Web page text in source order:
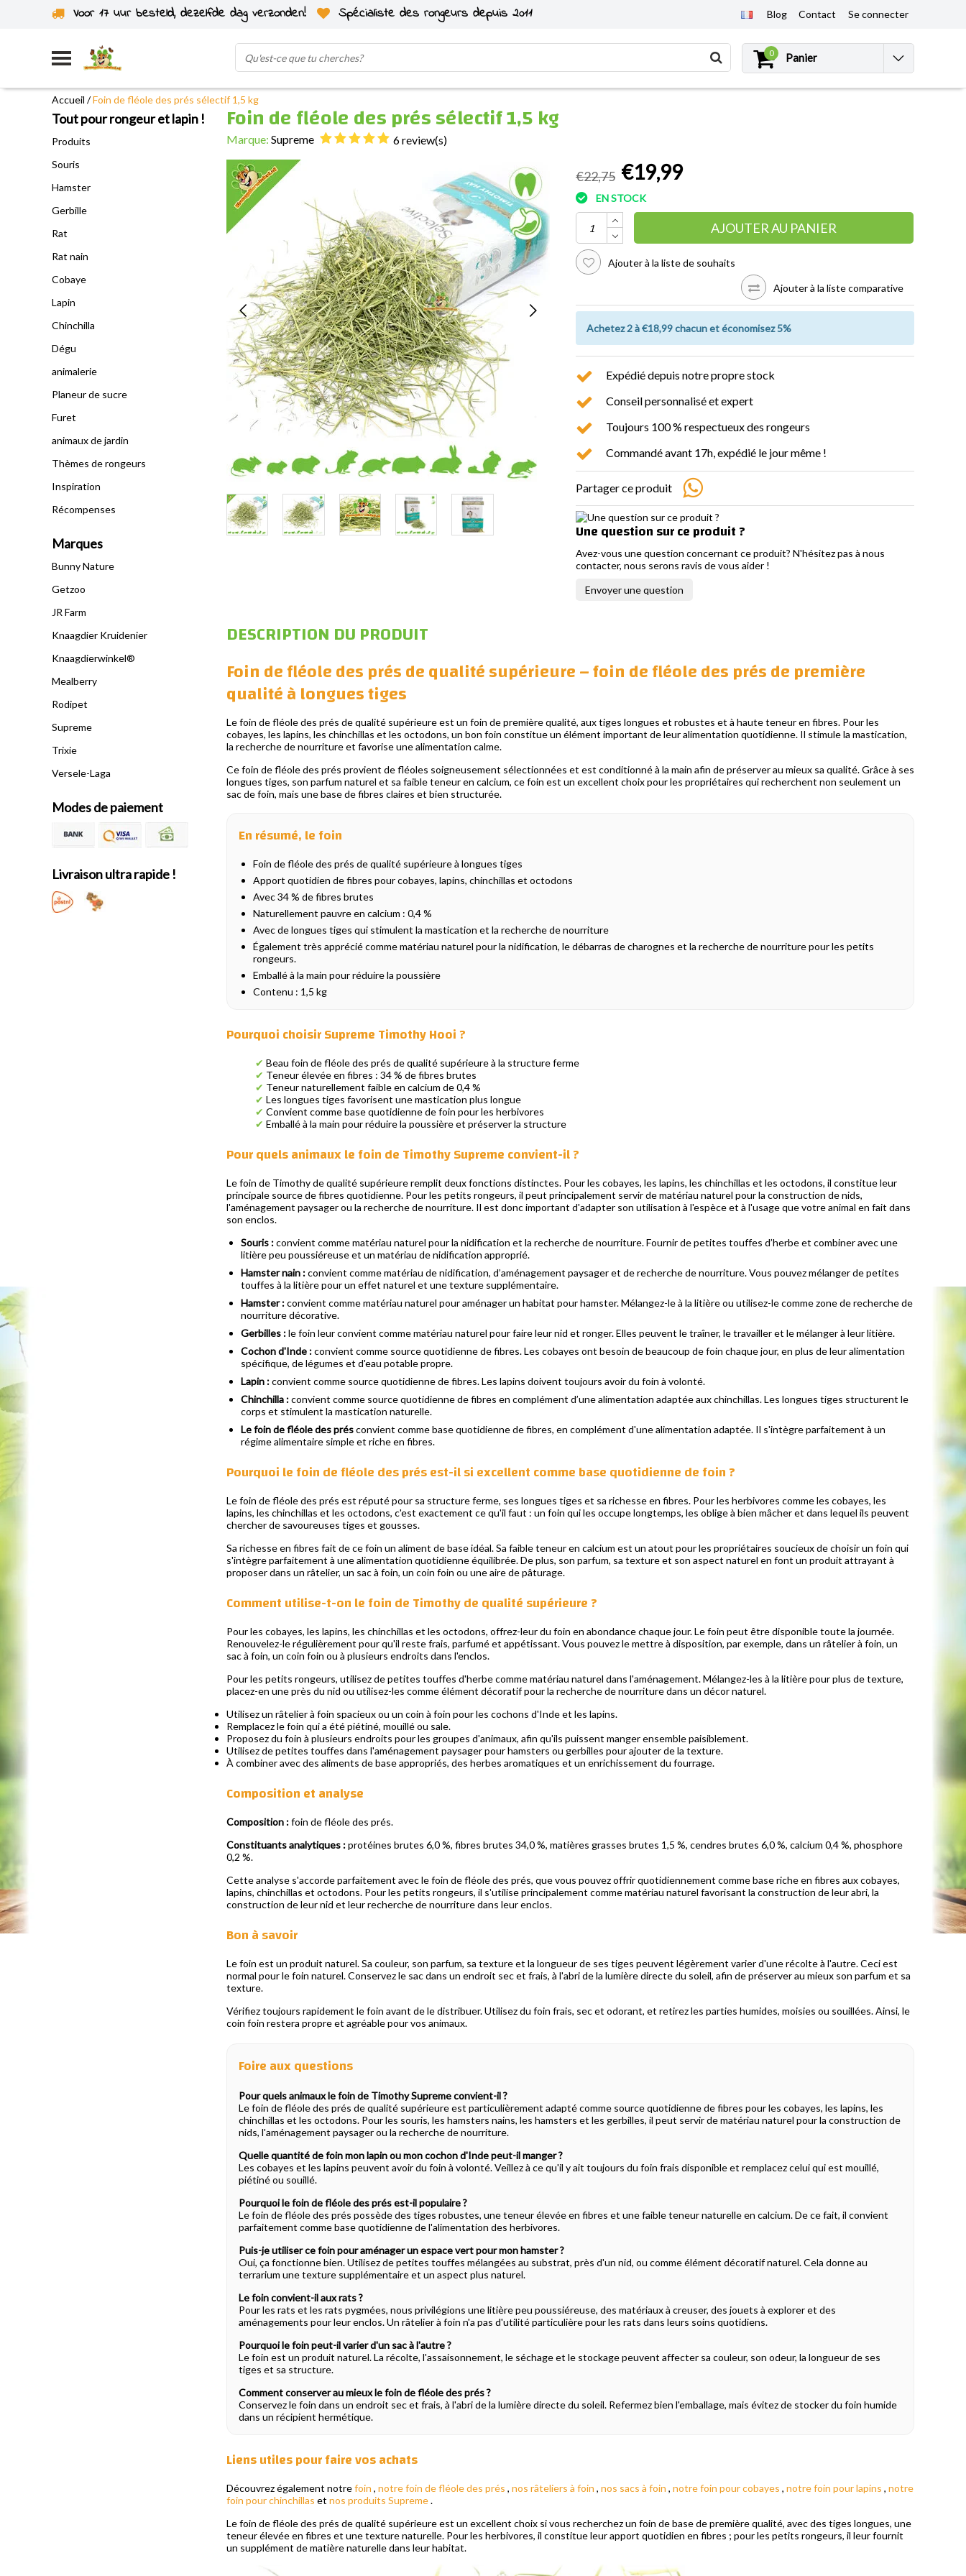
Voor 17 uur besteld, dezelfde dag verzonden!
Spécialiste des rongeurs depuis 2011
Expédié depuis notre propre stock
Blog Contact Se connecter
0 Panier
Accueil /Foin de fléole des prés sélectif 1,5 kg
Tout pour rongeur et lapin !
Produits
Souris
Hamster
Gerbille
Rat
Rat nain
Cobaye
Lapin
Chinchilla
Dégu
animalerie
Planeur de sucre
Furet
animaux de jardin
Thèmes de rongeurs
Inspiration
Récompenses
Marques
Bunny Nature
Getzoo
JR Farm
Knaagdier Kruidenier
Knaagdierwinkel®
Mealberry
Rodipet
Supreme
Trixie
Versele-Laga
Modes de paiement
Livraison ultra rapide !
Foin de fléole des prés sélectif 1,5 kg
Marque: Supreme 6 review(s)
€22,75 €19,99
EN STOCK
AJOUTER AU PANIER
Ajouter à la liste de souhaits
Ajouter à la liste comparative
Achetez 2 à €18,99 chacun et économisez 5%
Expédié depuis notre propre stock
Conseil personnalisé et expert
Toujours 100 % respectueux des rongeurs
Commandé avant 17h, expédié le jour même !
Partager ce produit
Une question sur ce produit ?
Avez-vous une question concernant ce produit? N'hésitez pas à nous
contacter, nous serons ravis de vous aider !
Envoyer une question
DESCRIPTION DU PRODUIT
Foin de fléole des prés de qualité supérieure – foin de fléole des prés de première
qualité à longues tiges
Le foin de fléole des prés de qualité supérieure est un foin de première qualité, aux tiges longues et robustes et à haute teneur en fibres. Pour les
cobayes, les lapins, les chinchillas et les octodons, un bon foin constitue un élément important de leur alimentation quotidienne. Il stimule la mastication,
la recherche de nourriture et favorise une alimentation calme.
Ce foin de fléole des prés provient de fléoles soigneusement sélectionnées et est conditionné à la main afin de préserver au mieux sa qualité. Grâce à ses
longues tiges, son parfum naturel et sa faible teneur en calcium, ce foin est un excellent choix pour les propriétaires qui recherchent non seulement un
sac de foin, mais une base de fibres claires et bien structurée.
En résumé, le foin
Foin de fléole des prés de qualité supérieure à longues tiges
Apport quotidien de fibres pour cobayes, lapins, chinchillas et octodons
Avec 34 % de fibres brutes
Naturellement pauvre en calcium : 0,4 %
Avec de longues tiges qui stimulent la mastication et la recherche de nourriture
Également très apprécié comme matériau naturel pour la nidification, le débarras de charognes et la recherche de nourriture pour les petits
rongeurs.
Emballé à la main pour réduire la poussière
Contenu : 1,5 kg
Pourquoi choisir Supreme Timothy Hooi ?
✔ Beau foin de fléole des prés de qualité supérieure à la structure ferme
✔ Teneur élevée en fibres : 34 % de fibres brutes
✔ Teneur naturellement faible en calcium de 0,4 %
✔ Les longues tiges favorisent une mastication plus longue
✔ Convient comme base quotidienne de foin pour les herbivores
✔ Emballé à la main pour réduire la poussière et préserver la structure
Pour quels animaux le foin de Timothy Supreme convient-il ?
Le foin de Timothy de qualité supérieure remplit deux fonctions distinctes. Pour les cobayes, les lapins, les chinchillas et les octodons, il constitue leur
principale source de fibres quotidienne. Pour les petits rongeurs, il peut principalement servir de matériau naturel pour la construction de nids,
l'aménagement paysager ou la recherche de nourriture. Il est donc important d'adapter son utilisation à l'espèce et à l'usage que votre animal en fait dans
son enclos.
Souris :convient comme matériau naturel pour la nidification et la recherche de nourriture. Fournir de petites touffes d’herbe et combiner avec une
litière peu poussiéreuse et un matériau de nidification approprié.
Hamster nain :convient comme matériau de nidification, d’aménagement paysager et de recherche de nourriture. Vous pouvez mélanger de petites
touffes à la litière pour un effet naturel et une texture supplémentaire.
Hamster :convient comme matériau naturel pour aménager un habitat pour hamster. Mélangez-le à la litière ou utilisez-le comme zone de recherche de
nourriture décorative.
Gerbilles :le foin leur convient comme matériau naturel pour faire leur nid et ronger. Elles peuvent le traîner, le travailler et le mélanger à leur litière.
Cochon d'Inde :convient comme source quotidienne de fibres. Les cobayes ont besoin de beaucoup de foin chaque jour, en plus de leur alimentation
spécifique, de légumes et d'eau potable propre.
Lapin :convient comme source quotidienne de fibres. Les lapins doivent toujours avoir du foin à volonté.
Chinchilla :convient comme source quotidienne de fibres en complément d’une alimentation adaptée aux chinchillas. Les longues tiges structurent le
corps et stimulent la mastication naturelle.
Le foin de fléole des présconvient comme base quotidienne de fibres, en complément d'une alimentation adaptée. Il s'intègre parfaitement à un
régime alimentaire simple et riche en fibres.
Pourquoi le foin de fléole des prés est-il si excellent comme base quotidienne de foin ?
Le foin de fléole des prés est réputé pour sa structure ferme, ses longues tiges et sa richesse en fibres. Pour les herbivores comme les cobayes, les
lapins, les chinchillas et les octodons, c'est exactement ce qu'il faut : un foin qui les occupe longtemps, les oblige à bien mâcher et dans lequel ils peuvent
chercher de savoureuses tiges et gousses.
Sa richesse en fibres fait de ce foin un aliment de base idéal. Sa faible teneur en calcium est un atout pour les propriétaires soucieux de choisir un foin qui
s'intègre parfaitement à une alimentation quotidienne équilibrée. De plus, son parfum, sa texture et son aspect naturel en font un produit attrayant à
proposer dans un râtelier, un sac à foin, un coin foin ou une aire de pâturage.
Comment utilise-t-on le foin de Timothy de qualité supérieure ?
Pour les cobayes, les lapins, les chinchillas et les octodons, offrez-leur du foin en abondance chaque jour. Le foin peut être disponible toute la journée.
Renouvelez-le régulièrement pour qu'il reste frais, parfumé et appétissant. Vous pouvez le mettre à disposition, par exemple, dans un râtelier à foin, un
sac à foin, un coin foin ou à plusieurs endroits dans l'enclos.
Pour les petits rongeurs, utilisez de petites touffes d'herbe comme matériau naturel dans l'aménagement. Mélangez-les à la litière pour plus de texture,
placez-en une près du nid ou utilisez-les comme élément décoratif pour la recherche de nourriture dans un décor naturel.
Utilisez un râtelier à foin spacieux ou un coin à foin pour les cochons d'Inde et les lapins.
Remplacez le foin qui a été piétiné, mouillé ou sale.
Proposez du foin à plusieurs endroits pour les groupes d'animaux, afin qu'ils puissent manger ensemble paisiblement.
Utilisez de petites touffes dans l'aménagement paysager pour hamsters ou gerbilles pour ajouter de la texture.
À combiner avec des aliments de base appropriés, des herbes aromatiques et un enrichissement du fourrage.
Composition et analyse
Composition :foin de fléole des prés.
Constituants analytiques :protéines brutes 6,0 %, fibres brutes 34,0 %, matières grasses brutes 1,5 %, cendres brutes 6,0 %, calcium 0,4 %, phosphore
0,2 %.
Cette analyse s'accorde parfaitement avec le foin de fléole des prés, que vous pouvez offrir quotidiennement comme base riche en fibres aux cobayes,
lapins, chinchillas et octodons. Pour les petits rongeurs, il s'utilise principalement comme matériau naturel favorisant la construction de leur abri, la
construction de leur nid et leur recherche de nourriture dans leur enclos.
Bon à savoir
Le foin est un produit naturel. Sa couleur, son parfum, sa texture et la longueur de ses tiges peuvent légèrement varier d'une récolte à l'autre. Ceci est
normal pour le foin naturel. Conservez le sac dans un endroit sec et frais, à l'abri de la lumière directe du soleil, afin de préserver au mieux son parfum et sa
texture.
Vérifiez toujours rapidement le foin avant de le distribuer. Utilisez du foin frais, sec et odorant, et retirez les parties humides, moisies ou souillées. Ainsi, le
coin foin restera propre et agréable pour vos animaux.
Foire aux questions
Pour quels animaux le foin de Timothy Supreme convient-il ?
Le foin de fléole des prés de qualité supérieure est particulièrement adapté comme source quotidienne de fibres pour les cobayes, les lapins, les
chinchillas et les octodons. Pour les souris, les hamsters nains, les hamsters et les gerbilles, il peut servir de matériau naturel pour la construction de
nids, l'aménagement paysager ou la recherche de nourriture.
Quelle quantité de foin mon lapin ou mon cochon d'Inde peut-il manger ?
Les cobayes et les lapins peuvent avoir du foin à volonté. Veillez à ce qu'il y ait toujours du foin frais disponible et remplacez celui qui est mouillé,
piétiné ou souillé.
Pourquoi le foin de fléole des prés est-il populaire ?
Le foin de fléole des prés possède des tiges robustes, une teneur élevée en fibres et une faible teneur naturelle en calcium. De ce fait, il convient
parfaitement comme base quotidienne de l'alimentation des herbivores.
Puis-je utiliser ce foin pour aménager un espace vert pour mon hamster ?
Oui, ça fonctionne bien. Utilisez de petites touffes mélangées au substrat, près d'un nid, ou comme élément décoratif naturel. Cela donne au
terrarium une texture supplémentaire et un aspect plus naturel.
Le foin convient-il aux rats ?
Pour les rats et les rats pygmées, nous privilégions une litière peu poussiéreuse, des matériaux à creuser, des jouets à explorer et des
aménagements pour leur enclos. Un râtelier à foin n'a pas d'utilité particulière pour les rats dans leurs soins quotidiens.
Pourquoi le foin peut-il varier d'un sac à l'autre ?
Le foin est un produit naturel. La récolte, l'assaisonnement, le séchage et le stockage peuvent affecter sa couleur, son odeur, la longueur de ses
tiges et sa structure.
Comment conserver au mieux le foin de fléole des prés ?
Conservez le foin dans un endroit sec et frais, à l'abri de la lumière directe du soleil. Refermez bien l'emballage, mais évitez de stocker du foin humide
dans un récipient hermétique.
Liens utiles pour faire vos achats
Découvrez également notrefoin , notre foin de fléole des prés , nos râteliers à foin , nos sacs à foin , notre foin pour cobayes , notre foin pour lapins , notre
foin pour chinchillas et nos produits Supreme.
Le foin de fléole des prés de qualité supérieure est un excellent choix si vous recherchez un foin de base de première qualité, avec des tiges longues, une
teneur élevée en fibres et une texture naturelle. Pour les herbivores, il constitue leur apport quotidien en fibres ; pour les petits rongeurs, il leur fournit
un supplément de matière naturelle dans leur habitat.